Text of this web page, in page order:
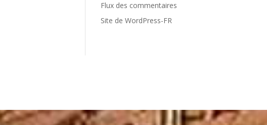
Flux des commentaires
Site de WordPress-FR